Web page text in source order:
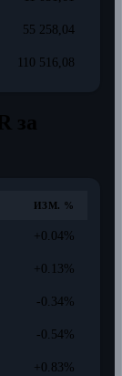
55 258,04
110 516,08
ИЗМ. %
+0.04%
+0.13%
-0.34%
-0.54%
+0.83%